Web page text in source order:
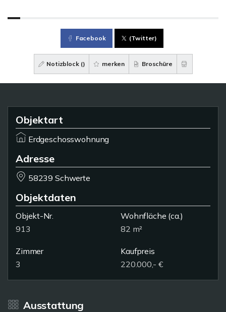
Facebook (Twitter)
Notizblock () merken Broschüre
Objektart
Erdgeschosswohnung
Adresse
58239 Schwerte
Objektdaten
Objekt-Nr.
913
Wohnfläche (ca.)
82 m²
Zimmer
3
Kaufpreis
220.000,- €
Ausstattung